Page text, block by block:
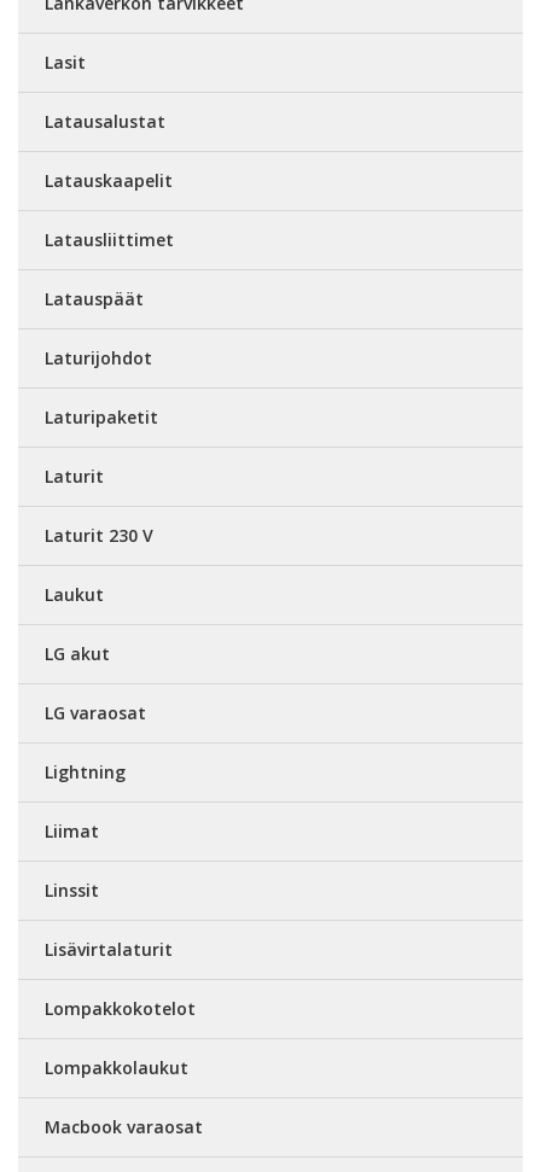
Lasit
Latausalustat
Latauskaapelit
Latausliittimet
Latauspäät
Laturijohdot
Laturipaketit
Laturit
Laturit 230 V
Laukut
LG akut
LG varaosat
Lightning
Liimat
Linssit
Lisävirtalaturit
Lompakkokotelot
Lompakkolaukut
Macbook varaosat